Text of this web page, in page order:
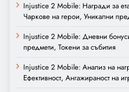
Injustice 2 Mobile: Награди за
Чаркове на герои, Уникални
Injustice 2 Mobile: Дневни
предмети, Токени за събития
Injustice 2 Mobile: Анализ на
Ефективност, Ангажираност на